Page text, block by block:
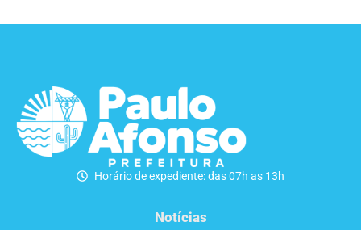
Horário de expediente: das 07h as 13h
Notícias